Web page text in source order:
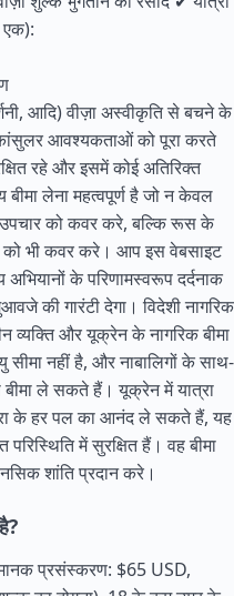
एक):
आदि) वीज़ा अस्वीकृति से बचने के
आवश्यकताओं को पूरा करते
रहे और इसमें कोई अतिरिक्त
लेना महत्वपूर्ण है जो न केवल
उपचार को कवर करे, बल्कि रूस के
भी कवर करे। आप इस वेबसाइट
के परिणामस्वरूप दर्दनाक
की गारंटी देगा। विदेशी नागरिक
व्यक्ति और यूक्रेन के नागरिक बीमा
नहीं है, और नाबालिगों के साथ-
ले सकते हैं। यूक्रेन में यात्रा
के हर पल का आनंद ले सकते हैं, यह
में सुरक्षित हैं। वह बीमा
शांति प्रदान करे।
मानक प्रसंस्करण: $65 USD,